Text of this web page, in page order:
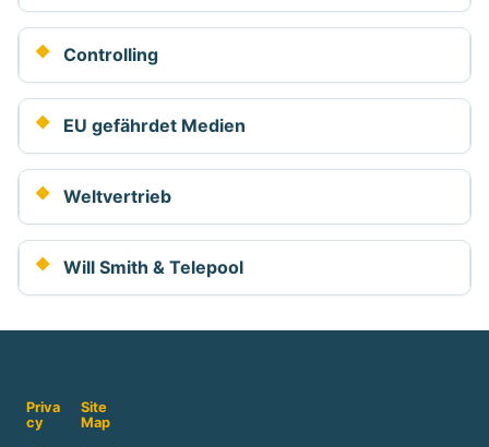
Controlling
EU gefährdet Medien
Weltvertrieb
Will Smith & Telepool
Priva
cy
Site
Map